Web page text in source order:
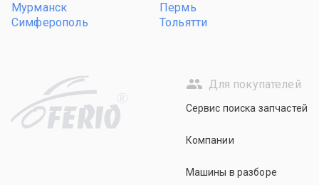
Мурманск
Пермь
Симферополь
Тольятти
R
Для покупателей
Сервис поиска запчастей
Компании
Машины в разборе